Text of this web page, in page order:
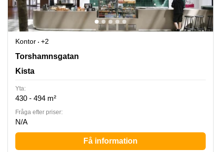
Kontor
+2
Torshamnsgatan 35, Kista
Torshamnsgatan
Kista
Yta:
430 - 494 m²
Fråga efter priser:
N/A
Få information